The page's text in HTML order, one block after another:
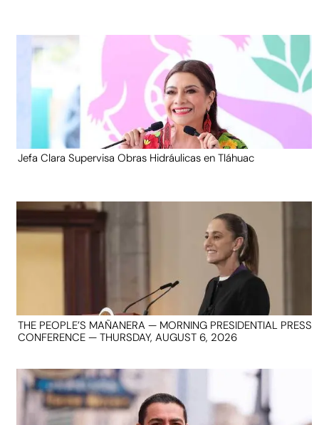
Jefa Clara Supervisa Obras Hidráulicas en Tláhuac
THE PEOPLE’S MAÑANERA — MORNING PRESIDENTIAL PRESS
CONFERENCE — THURSDAY, AUGUST 6, 2026